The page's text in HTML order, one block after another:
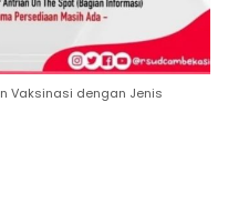
Vaksinasi dengan Jenis